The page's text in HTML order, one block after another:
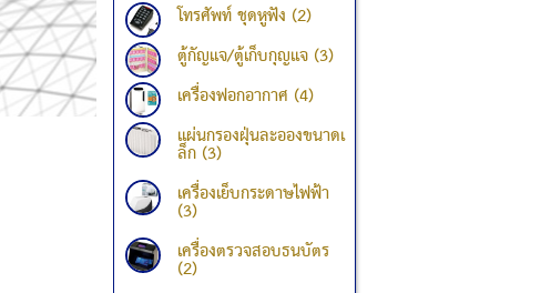
โทรศัพท์ ชุดหูฟัง (2)
ตู้กัญแจ/ตู้เก็บกุญแจ (3)
เครื่องฟอกอากาศ (4)
แผ่นกรองฝุ่นละอองขนาดเ
ล็ก (3)
เครื่องเย็บกระดาษไฟฟ้า
(3)
เครื่องตรวจสอบธนบัตร
(2)